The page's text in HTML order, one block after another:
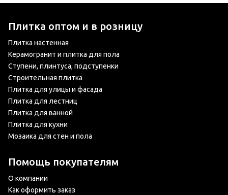
Плитка оптом и в розницу
Плитка настенная
Керамогранит и плитка для пола
Ступени, плинтуса, подступенки
Строительная плитка
Плитка для улицы и фасада
Плитка для лестниц
Плитка для ванной
Плитка для кухни
Мозаика для стен и пола
Помощь покупателям
О компании
Как оформить заказ